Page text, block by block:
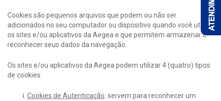
Cookies são pequenos arquivos que podem ou não ser
adicionados no seu computador ou dispositivo quando você utiliza
os sites e/ou aplicativos da Aegea e que permitem armazenar e
reconhecer seus dados da navegação.
Os sites e/ou aplicativos da Aegea podem utilizar 4 (quatro) tipos
de cookies:
Cookies de Autenticação: servem para reconhecer um